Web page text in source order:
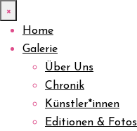
×
Home
Galerie
Über Uns
Chronik
Künstler*innen
Editionen & Fotos